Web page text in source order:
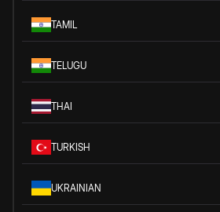
TAMIL
TELUGU
THAI
TURKISH
UKRAINIAN